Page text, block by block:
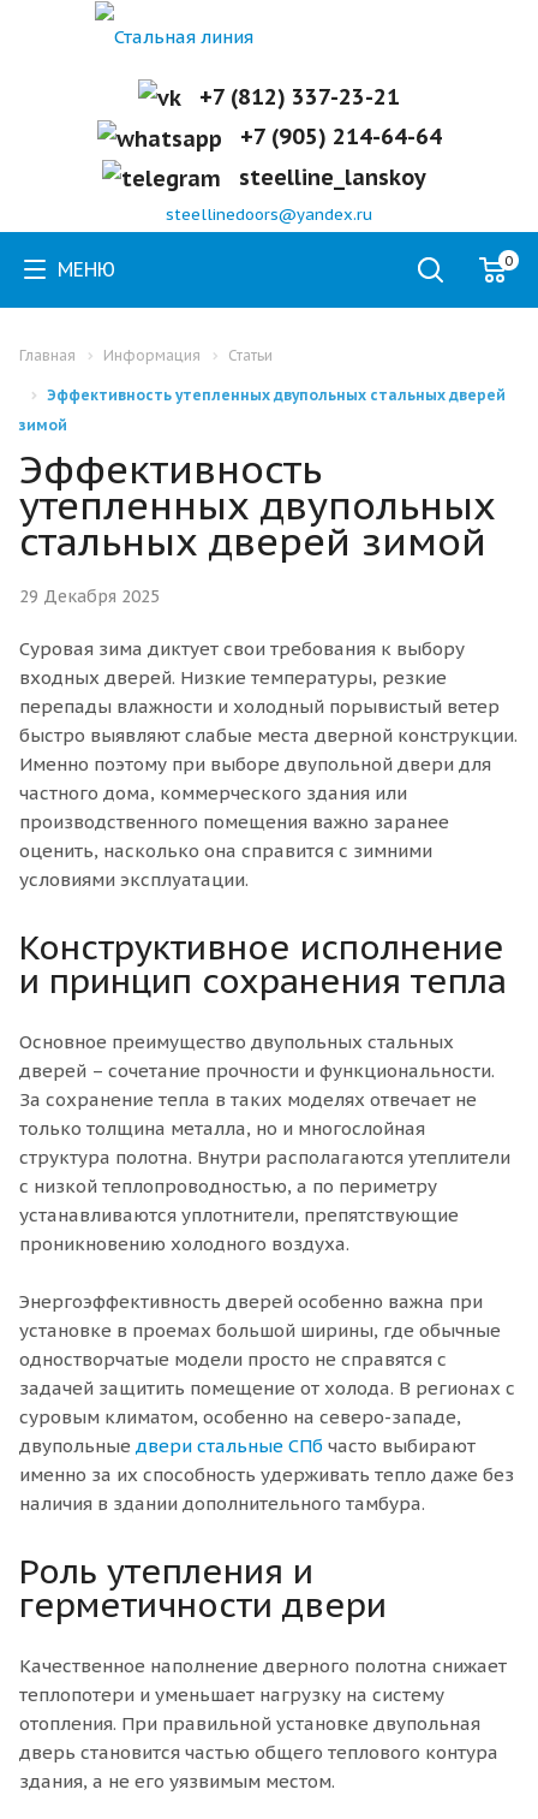
+7 (812) 337-23-21
+7 (905) 214-64-64
steelline_lanskoy
steellinedoors@yandex.ru
МЕНЮ 0
Главная Информация Статьи
Эффективность утепленных двупольных стальных дверей
зимой
Эффективность
утепленных двупольных
стальных дверей зимой
29 Декабря 2025
Суровая зима диктует свои требования к выбору
входных дверей. Низкие температуры, резкие
перепады влажности и холодный порывистый ветер
быстро выявляют слабые места дверной конструкции.
Именно поэтому при выборе двупольной двери для
частного дома, коммерческого здания или
производственного помещения важно заранее
оценить, насколько она справится с зимними
условиями эксплуатации.
Конструктивное исполнение
и принцип сохранения тепла
Основное преимущество двупольных стальных
дверей – сочетание прочности и функциональности.
За сохранение тепла в таких моделях отвечает не
только толщина металла, но и многослойная
структура полотна. Внутри располагаются утеплители
с низкой теплопроводностью, а по периметру
устанавливаются уплотнители, препятствующие
проникновению холодного воздуха.
Энергоэффективность дверей особенно важна при
установке в проемах большой ширины, где обычные
одностворчатые модели просто не справятся с
задачей защитить помещение от холода. В регионах с
суровым климатом, особенно на северо-западе,
двупольные двери стальные СПб часто выбирают
именно за их способность удерживать тепло даже без
наличия в здании дополнительного тамбура.
Роль утепления и
герметичности двери
Качественное наполнение дверного полотна снижает
теплопотери и уменьшает нагрузку на систему
отопления. При правильной установке двупольная
дверь становится частью общего теплового контура
здания, а не его уязвимым местом.